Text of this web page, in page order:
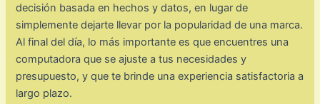
decisión basada en hechos y datos, en lugar de
simplemente dejarte llevar por la popularidad de una marca.
Al final del día, lo más importante es que encuentres una
computadora que se ajuste a tus necesidades y
presupuesto, y que te brinde una experiencia satisfactoria a
largo plazo.